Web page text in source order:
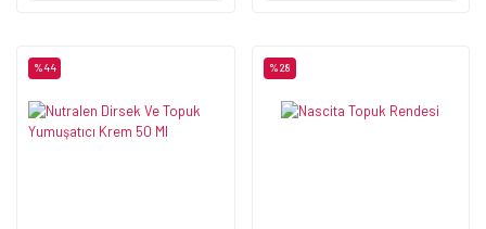
%44 %28